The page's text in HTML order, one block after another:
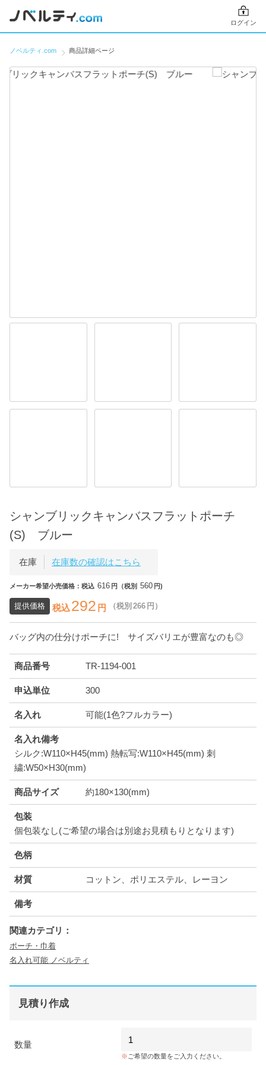
ログイン
ノベルティ.com 商品詳細ページ
シャンブリックキャンバスフラットポーチ
(S) ブルー
在庫 在庫数の確認はこちら
メーカー希望小売価格：税込 616 円（税別 560 円)
提供価格 税込292 円 （税別 266 円）
バッグ内の仕分けポーチに! サイズバリエが豊富なのも◎
商品番号 TR-1194-001
申込単位 300
名入れ 可能(1色?フルカラー)
名入れ備考
シルク:W110×H45(mm) 熱転写:W110×H45(mm) 刺
繍:W50×H30(mm)
商品サイズ 約180×130(mm)
包装
個包装なし(ご希望の場合は別途お見積もりとなります)
色柄
材質 コットン、ポリエステル、レーヨン
備考
関連カテゴリ：
ポーチ・巾着
名入れ可能 ノベルティ
見積り作成
数量
ご希望の数量をご入力ください。